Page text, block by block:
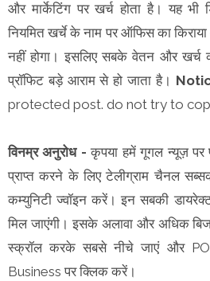
और मार्केटिंग पर खर्च होता है। यह भी
नियमित खर्चे के नाम पर ऑफिस का
नहीं होगा। इसलिए सबके वेतन और
प्रॉफिट बड़े आराम से हो जाता है।
protected post. do not try to
विनम्र अनुरोध - कृपया हमें गूगल न्यूज़
प्राप्त करने के लिए टेलीग्राम चैनल
कम्युनिटी ज्वॉइन करें। इन सबकी
मिल जाएंगी। इसके अलावा और अधिक
स्क्रॉल करके सबसे नीचे जाएं और
Business पर क्लिक करें।